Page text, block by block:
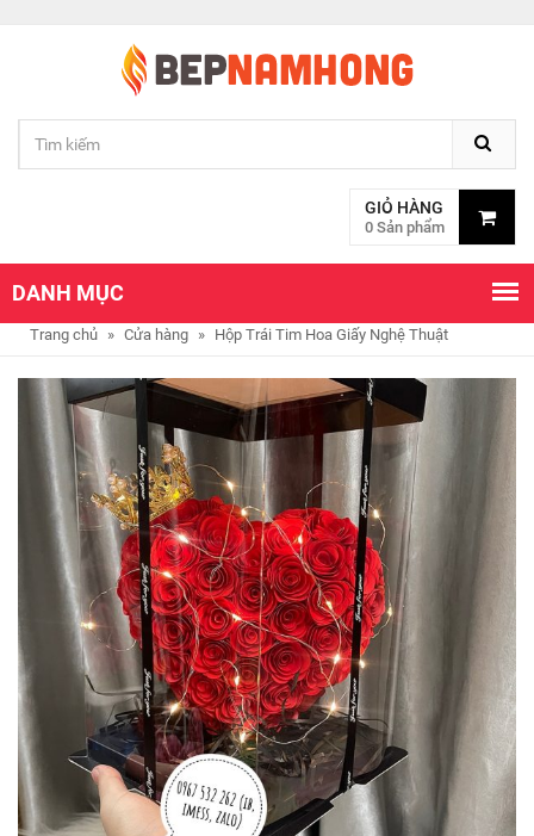
GIỎ HÀNG
0 Sản phẩm
DANH MỤC
Trang chủ » Cửa hàng » Hộp Trái Tim Hoa Giấy Nghệ Thuật